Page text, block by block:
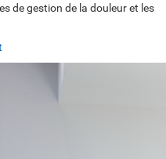
de gestion de la douleur et les